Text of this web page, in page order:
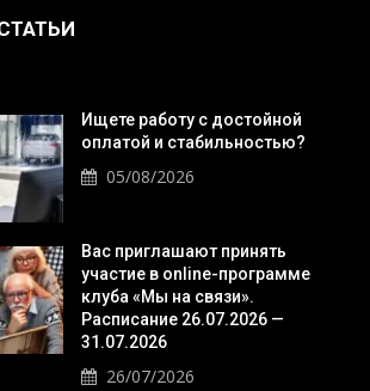
Ищете работу с достойной
оплатой и стабильностью?
05/08/2026
Вас приглашают принять
участие в online-программе
клуба «Мы на связи».
Расписание 26.07.2026 —
31.07.2026
26/07/2026